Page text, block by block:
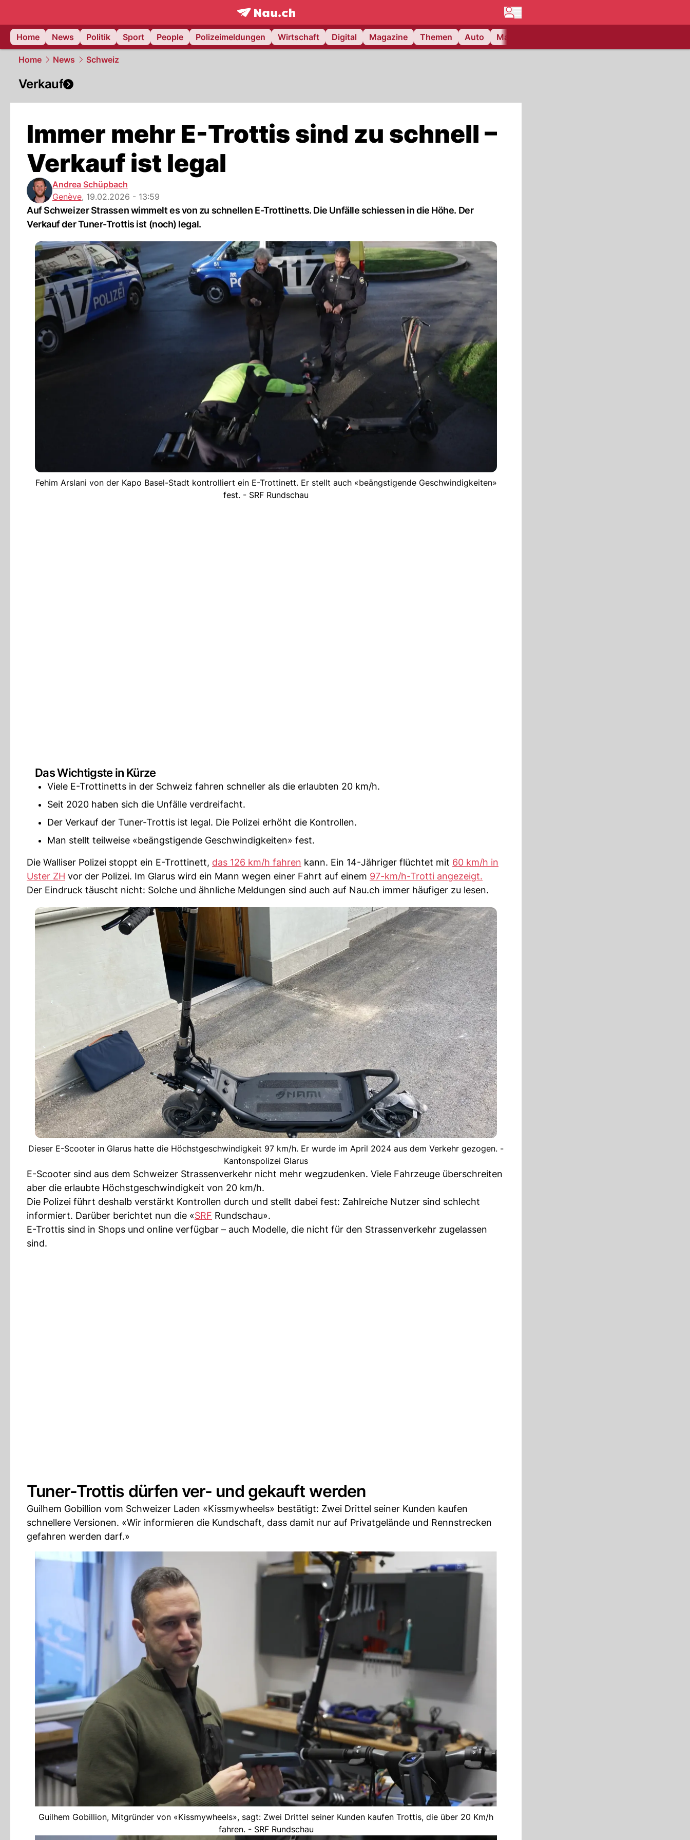
frontpage.NAU.ch
Home
News Politik Sport People Polizeimeldungen Wirtschaft Digital Magazine Themen Auto Matchcenter
Home News Schweiz
Verkauf
Immer mehr E-Trottis sind zu schnell –
Verkauf ist legal
Andrea Schüpbach
Genève, 19.02.2026 - 13:59
Auf Schweizer Strassen wimmelt es von zu schnellen E-Trottinetts. Die Unfälle schiessen in die Höhe. Der
Verkauf der Tuner-Trottis ist (noch) legal.
Fehim Arslani von der Kapo Basel-Stadt kontrolliert ein E-Trottinett. Er stellt auch «beängstigende Geschwindigkeiten»
fest. - SRF Rundschau
Das Wichtigste in Kürze
Viele E-Trottinetts in der Schweiz fahren schneller als die erlaubten 20 km/h.
Seit 2020 haben sich die Unfälle verdreifacht.
Der Verkauf der Tuner-Trottis ist legal. Die Polizei erhöht die Kontrollen.
Man stellt teilweise «beängstigende Geschwindigkeiten» fest.
Die Walliser Polizei stoppt ein E-Trottinett, das 126 km/h fahren kann. Ein 14-Jähriger flüchtet mit 60 km/h in
Uster ZH vor der Polizei. Im Glarus wird ein Mann wegen einer Fahrt auf einem 97-km/h-Trotti angezeigt.
Der Eindruck täuscht nicht: Solche und ähnliche Meldungen sind auch auf Nau.ch immer häufiger zu lesen.
Dieser E-Scooter in Glarus hatte die Höchstgeschwindigkeit 97 km/h. Er wurde im April 2024 aus dem Verkehr gezogen. -
Kantonspolizei Glarus
E-Scooter sind aus dem Schweizer Strassenverkehr nicht mehr wegzudenken. Viele Fahrzeuge überschreiten
aber die erlaubte Höchstgeschwindigkeit von 20 km/h.
Die Polizei führt deshalb verstärkt Kontrollen durch und stellt dabei fest: Zahlreiche Nutzer sind schlecht
informiert. Darüber berichtet nun die «SRF Rundschau».
E-Trottis sind in Shops und online verfügbar – auch Modelle, die nicht für den Strassenverkehr zugelassen
sind.
Tuner-Trottis dürfen ver- und gekauft werden
Guilhem Gobillion vom Schweizer Laden «Kissmywheels» bestätigt: Zwei Drittel seiner Kunden kaufen
schnellere Versionen. «Wir informieren die Kundschaft, dass damit nur auf Privatgelände und Rennstrecken
gefahren werden darf.»
Guilhem Gobillion, Mitgründer von «Kissmywheels», sagt: Zwei Drittel seiner Kunden kaufen Trottis, die über 20 Km/h
fahren. - SRF Rundschau